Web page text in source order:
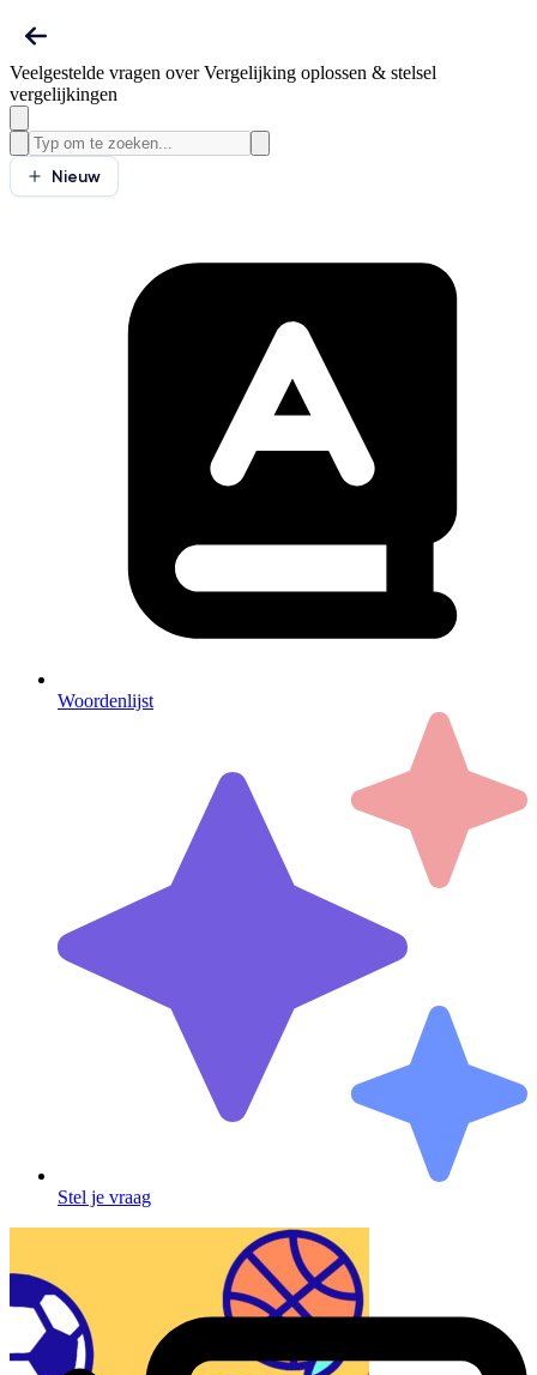
Veelgestelde vragen over Vergelijking oplossen & stelsel
vergelijkingen
Nieuw
Woordenlijst
Stel je vraag